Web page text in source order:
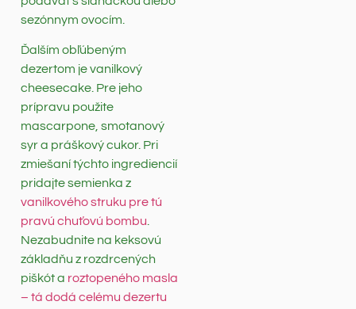
sezónnym ovocím.
Ďalším obľúbeným
dezertom je vanilkový
cheesecake. Pre jeho
prípravu použite
mascarpone, smotanový
syr a práškový cukor. Pri
zmiešaní týchto ingrediencií
pridajte semienka z
vanilkového struku pre tú
pravú chuťovú bombu.
Nezabudnite na keksovú
základňu z rozdrcených
piškót a roztopeného masla
– tá dodá celému dezertu